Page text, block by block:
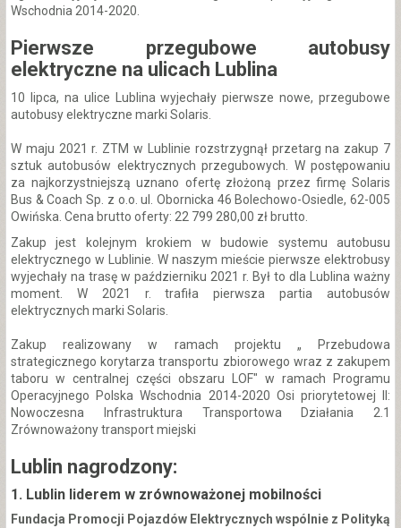
Wschodnia 2014-2020.
Pierwsze przegubowe autobusy
elektryczne na ulicach Lublina
10 lipca, na ulice Lublina wyjechały pierwsze nowe, przegubowe
autobusy elektryczne marki Solaris.
W maju 2021 r. ZTM w Lublinie rozstrzygnął przetarg na zakup 7
sztuk autobusów elektrycznych przegubowych. W postępowaniu
za najkorzystniejszą uznano ofertę złożoną przez firmę Solaris
Bus & Coach Sp. z o.o. ul. Obornicka 46 Bolechowo-Osiedle, 62-005
Owińska. Cena brutto oferty: 22 799 280,00 zł brutto.
Zakup jest kolejnym krokiem w budowie systemu autobusu
elektrycznego w Lublinie. W naszym mieście pierwsze elektrobusy
wyjechały na trasę w październiku 2021 r. Był to dla Lublina ważny
moment. W 2021 r. trafiła pierwsza partia autobusów
elektrycznych marki Solaris.
Zakup realizowany w ramach projektu „ Przebudowa
strategicznego korytarza transportu zbiorowego wraz z zakupem
taboru w centralnej części obszaru LOF" w ramach Programu
Operacyjnego Polska Wschodnia 2014-2020 Osi priorytetowej II:
Nowoczesna Infrastruktura Transportowa Działania 2.1
Zrównoważony transport miejski
Lublin nagrodzony:
1. Lublin liderem w zrównoważonej mobilności
Fundacja Promocji Pojazdów Elektrycznych wspólnie z Polityką